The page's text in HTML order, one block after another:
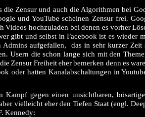
Zensur und auch die Algorithmen bei
und YouTube scheinen Zensur frei.
hochzuladen bei denen es vorher
gibt und selbst in Facebook ist es wieder
aufgefallen, das in sehr kurzer
Usern die schon lange sich mit den
Zensur Freiheit eher bemerken denn es
oder hatten Kanalabschaltungen in
gegen einen unsichtbaren,
vielleicht eher den Tiefen Staat (engl.
Kennedy: